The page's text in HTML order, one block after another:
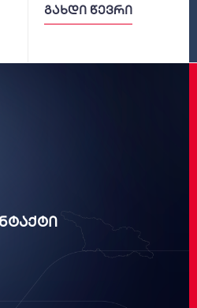
გახდი წევრი